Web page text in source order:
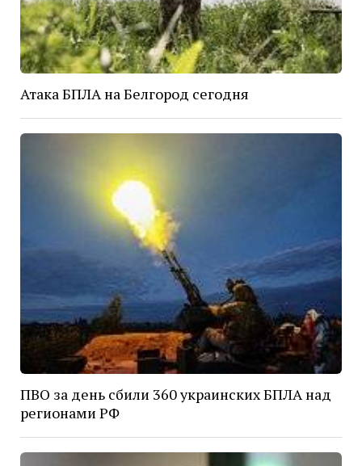
Атака БПЛА на Белгород сегодня
ПВО за день сбили 360 украинских БПЛА над
регионами РФ